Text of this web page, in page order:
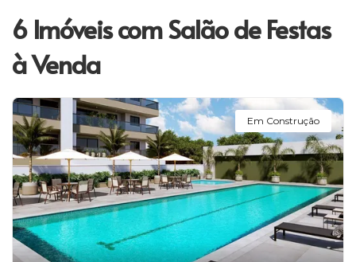
6 Imóveis com Salão de Festas
à Venda
Em Construção